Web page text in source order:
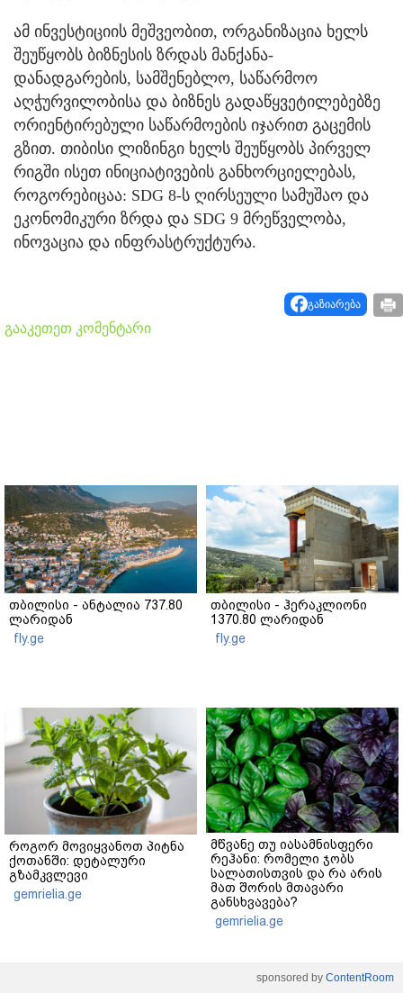
ამ ინვესტიციის მეშვეობით, ორგანიზაცია ხელს
შეუწყობს ბიზნესის ზრდას მანქანა-
დანადგარების, სამშენებლო, საწარმოო
აღჭურვილობისა და ბიზნეს გადაწყვეტილებებზე
ორიენტირებული საწარმოების იჯარით გაცემის
გზით. თიბისი ლიზინგი ხელს შეუწყობს პირველ
რიგში ისეთ ინიციატივების განხორციელებას,
როგორებიცაა: SDG 8-ს ღირსეული სამუშაო და
ეკონომიკური ზრდა და SDG 9 მრეწველობა,
ინოვაცია და ინფრასტრუქტურა.
გაზიარება
გააკეთეთ კომენტარი
თბილისი - ანტალია 737.80
ლარიდან
fly.ge
თბილისი - ჰერაკლიონი
1370.80 ლარიდან
fly.ge
როგორ მოვიყვანოთ პიტნა
ქოთანში: დეტალური
გზამკვლევი
gemrielia.ge
მწვანე თუ იასამნისფერი
რეჰანი: რომელი ჯობს
სალათისთვის და რა არის
მათ შორის მთავარი
განსხვავება?
gemrielia.ge
sponsored by ContentRoom